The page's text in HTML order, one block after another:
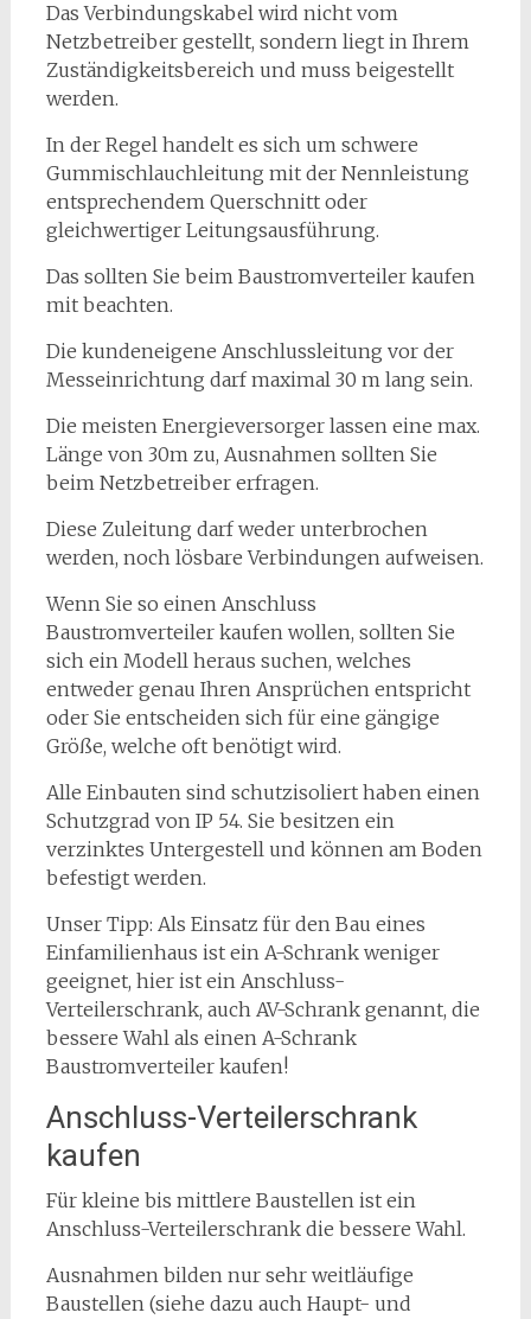
Das Verbindungskabel wird nicht vom
Netzbetreiber gestellt, sondern liegt in Ihrem
Zuständigkeitsbereich und muss beigestellt
werden.
In der Regel handelt es sich um schwere
Gummischlauchleitung mit der Nennleistung
entsprechendem Querschnitt oder
gleichwertiger Leitungsausführung.
Das sollten Sie beim Baustromverteiler kaufen
mit beachten.
Die kundeneigene Anschlussleitung vor der
Messeinrichtung darf maximal 30 m lang sein.
Die meisten Energieversorger lassen eine max.
Länge von 30m zu, Ausnahmen sollten Sie
beim Netzbetreiber erfragen.
Diese Zuleitung darf weder unterbrochen
werden, noch lösbare Verbindungen aufweisen.
Wenn Sie so einen Anschluss
Baustromverteiler kaufen wollen, sollten Sie
sich ein Modell heraus suchen, welches
entweder genau Ihren Ansprüchen entspricht
oder Sie entscheiden sich für eine gängige
Größe, welche oft benötigt wird.
Alle Einbauten sind schutzisoliert haben einen
Schutzgrad von IP 54. Sie besitzen ein
verzinktes Untergestell und können am Boden
befestigt werden.
Unser Tipp: Als Einsatz für den Bau eines
Einfamilienhaus ist ein A-Schrank weniger
geeignet, hier ist ein Anschluss-
Verteilerschrank, auch AV-Schrank genannt, die
bessere Wahl als einen A-Schrank
Baustromverteiler kaufen!
Anschluss-Verteilerschrank
kaufen
Für kleine bis mittlere Baustellen ist ein
Anschluss-Verteilerschrank die bessere Wahl.
Ausnahmen bilden nur sehr weitläufige
Baustellen (siehe dazu auch Haupt- und